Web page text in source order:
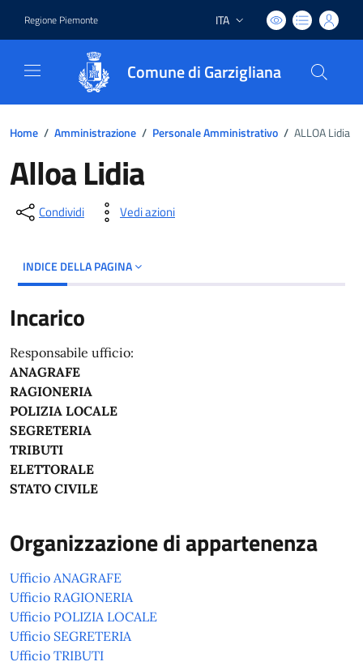
Regione Piemonte Lingua attiva:
ITA
Comune di Garzigliana
Home / Amministrazione / Personale Amministrativo / ALLOA Lidia
Alloa Lidia
Condividi Vedi azioni
INDICE DELLA PAGINA
Incarico
Responsabile ufficio:
ANAGRAFE
RAGIONERIA
POLIZIA LOCALE
SEGRETERIA
TRIBUTI
ELETTORALE
STATO CIVILE
Organizzazione di appartenenza
Ufficio ANAGRAFE
Ufficio RAGIONERIA
Ufficio POLIZIA LOCALE
Ufficio SEGRETERIA
Ufficio TRIBUTI